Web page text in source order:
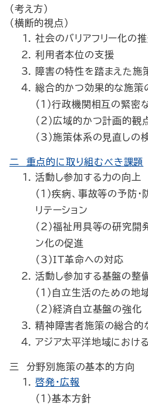
（考え方）
（横断的視点）
社会のバリアフリー化の
利用者本位の支援
障害の特性を踏まえた施
総合的かつ効果的な施策
（1）行政機関相互の緊密
（2）広域的かつ計画的
（3）施策体系の見直しの
二 重点的に取り組むべき課題
活動し参加する力の向上
（1）疾病、事故等の予防
リテーション
（2）福祉用具等の研究開
ン化の促進
（3）ＩＴ革命への対応
活動し参加する基盤の整
（1）自立生活のための地
（2）経済自立基盤の強化
精神障害者施策の総合的
アジア太平洋地域におけ
三 分野別施策の基本的方向
啓発・広報
（1）基本方針